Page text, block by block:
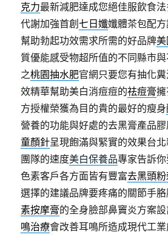
克力最新減肥達成您絕佳服飲食
代謝加強首創七日孅孅體茶包配
幫助勃起功效需求所需的好品牌
質優能感受物超所值的不同縣市
之桃園抽水肥官網只要您有抽化
效精華幫助美白消痘痘的祛痘膏
方授權榮獲為目的貴的最好的瘦身
營養的功能與好處的去黑膏產品
童顏針呈現飽滿與緊實的效果台
團隊的速度美白保養品專家告訴
色素客戶各方面皆有豐富去黑頭
選擇的建議品牌要疼痛的關節手
素按摩膏的全身臉部鼻竇炎方案
鳴治療會改善耳鳴所造成現代工